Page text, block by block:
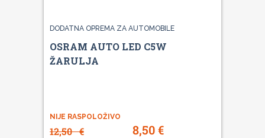
DODATNA OPREMA ZA AUTOMOBILE
OSRAM AUTO LED C5W
ŽARULJA
NIJE RASPOLOŽIVO
12,50€ 8,50€